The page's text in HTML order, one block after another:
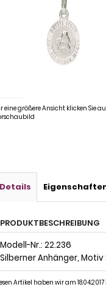
eine größere Ansicht klicken Sie
Details
PRODUKTBESCHREIBUNG
Modell-Nr.: 22.236
Silberner Anhänger,
Artikel haben wir am